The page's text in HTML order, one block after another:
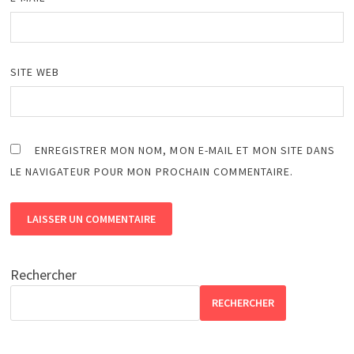
SITE WEB
ENREGISTRER MON NOM, MON E-MAIL ET MON SITE DANS
LE NAVIGATEUR POUR MON PROCHAIN COMMENTAIRE.
Rechercher
RECHERCHER